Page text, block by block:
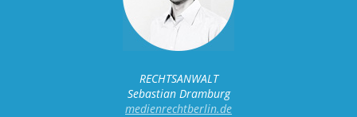
RECHTSANWALT
Sebastian Dramburg
medienrechtberlin.de